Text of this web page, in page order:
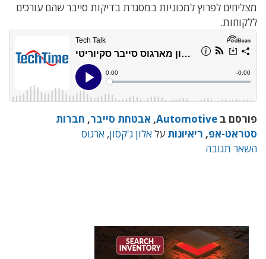
מצליחים לפרוץ למכוניות במסגרת בדיקות סייבר שהם עורכים
ללקוחות.
פורסם ב Automotive
, אבטחת סייבר, חברות
סטראט-אפ, ריאיונות עלאלון ג'קסון, ארגוס
השאר תגובה